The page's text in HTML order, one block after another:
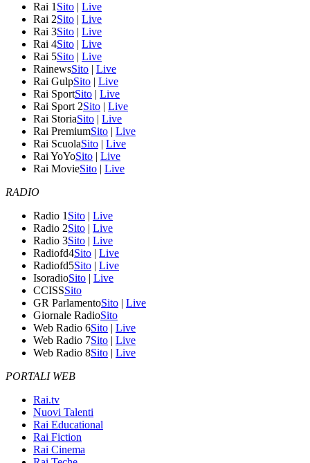
Rai 1 Sito | Live
Rai 2Sito | Live
Rai 3Sito | Live
Rai 4Sito | Live
Rai 5Sito | Live
RainewsSito | Live
Rai GulpSito | Live
Rai SportSito | Live
Rai Sport 2Sito | Live
Rai StoriaSito | Live
Rai PremiumSito | Live
Rai ScuolaSito | Live
Rai YoYoSito | Live
Rai MovieSito | Live
RADIO
Radio 1 Sito | Live
Radio 2Sito | Live
Radio 3Sito | Live
Radiofd4Sito | Live
Radiofd5Sito | Live
IsoradioSito | Live
CCISSSito
GR ParlamentoSito | Live
Giornale RadioSito
Web Radio 6Sito | Live
Web Radio 7Sito | Live
Web Radio 8Sito | Live
PORTALI WEB
Rai.tv
Nuovi Talenti
Rai Educational
Rai Fiction
Rai Cinema